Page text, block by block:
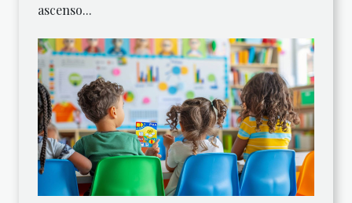
ascenso...